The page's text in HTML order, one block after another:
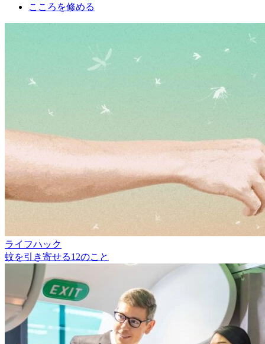
こころを修める
ライフハック
蚊を引き寄せる12のこと